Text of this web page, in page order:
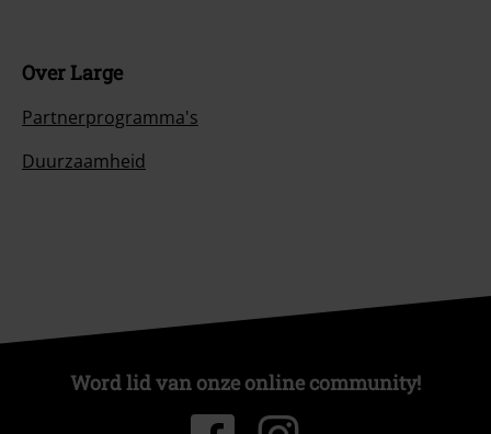
Over Large
Partnerprogramma's
Duurzaamheid
Word lid van onze online community!